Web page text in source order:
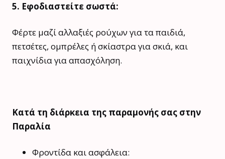
5. Εφοδιαστείτε σωστά:
Φέρτε μαζί αλλαξιές ρούχων για τα παιδιά,
πετσέτες, ομπρέλες ή σκίαστρα για σκιά, και
παιχνίδια για απασχόληση.
Κατά τη διάρκεια της παραμονής σας στην
Παραλία
Φροντίδα και ασφάλεια: